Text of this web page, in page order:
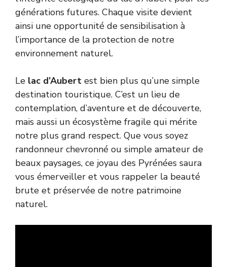
générations futures. Chaque visite devient
ainsi une opportunité de sensibilisation à
l’importance de la protection de notre
environnement naturel.
Le lac d’Aubert est bien plus qu’une simple
destination touristique. C’est un lieu de
contemplation, d’aventure et de découverte,
mais aussi un écosystème fragile qui mérite
notre plus grand respect. Que vous soyez
randonneur chevronné ou simple amateur de
beaux paysages, ce joyau des Pyrénées saura
vous émerveiller et vous rappeler la beauté
brute et préservée de notre patrimoine
naturel.